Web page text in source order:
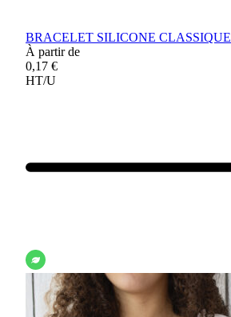
BRACELET SILICONE CLASSIQUE
À partir de
0,17 €
HT/U